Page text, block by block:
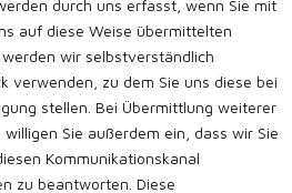
durch uns erfasst, wenn Sie mit
auf diese Weise übermittelten
wir selbstverständlich
verwenden, zu dem Sie uns diese bei
stellen. Bei Übermittlung weiterer
willigen Sie außerdem ein, dass wir Sie
Kommunikationskanal
zu beantworten. Diese